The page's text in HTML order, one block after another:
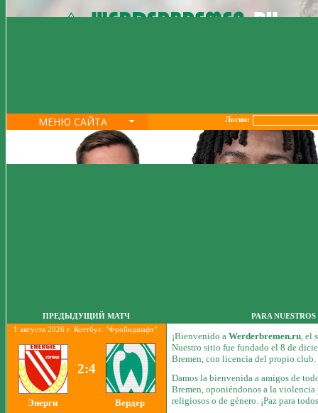
МЕНЮ САЙТА Логин:
ПРЕДЫДУЩИЙ МАТЧ
1 августа 2026 г. Коттбус. "Фройндшафт".
2:4
Энерги Вердер
PARA
¡Bienvenido a Werderbremen.ru, el
Nuestro sitio fue fundado el 8 de
Bremen, con licencia del propio club.
Damos la bienvenida a amigos de
Bremen, oponiéndonos a la
religiosos o de género. ¡Paz para